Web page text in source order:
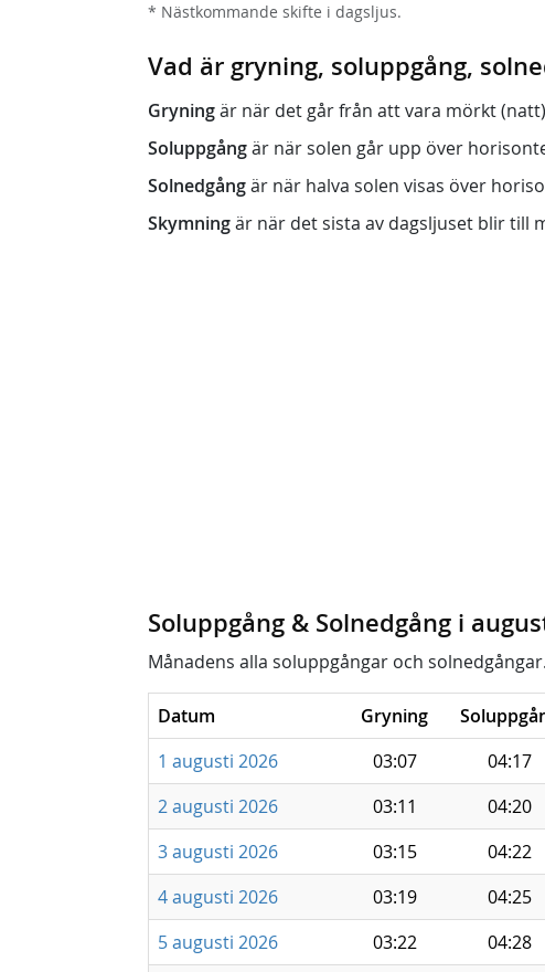
* Nästkommande skifte i dagsljus.
Vad är gryning, soluppgång,
Gryningär när det går från att vara mörkt
Soluppgångär när solen går upp över
Solnedgångär när halva solen visas över
Skymningär när det sista av dagsljuset blir till
Soluppgång & Solnedgång i
Månadens alla soluppgångar och
Datum Gryning
1 augusti 2026
03:07 04:17
2 augusti 2026
03:11 04:20
3 augusti 2026
03:15 04:22
4 augusti 2026
03:19 04:25
5 augusti 2026
03:22 04:28